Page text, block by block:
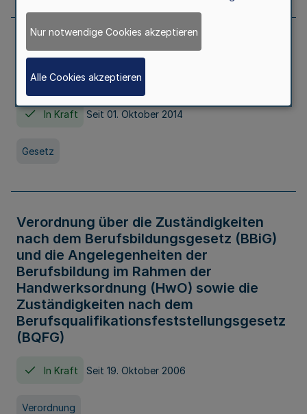
Gesetz über die Hochschulen des Landes
Nordrhein-Westfalen (Hochschulgesetz -
HG)
In Kraft Seit 01. Oktober 2014
Gesetz
Verordnung über die Zuständigkeiten
nach dem Berufsbildungsgesetz (BBiG)
und die Angelegenheiten der
Berufsbildung im Rahmen der
Handwerksordnung (HwO) sowie die
Zuständigkeiten nach dem
Berufsqualifikationsfeststellungsgesetz
(BQFG)
In Kraft Seit 19. Oktober 2006
Verordnung
Nur notwendige Cookies akzeptieren
Alle Cookies akzeptieren